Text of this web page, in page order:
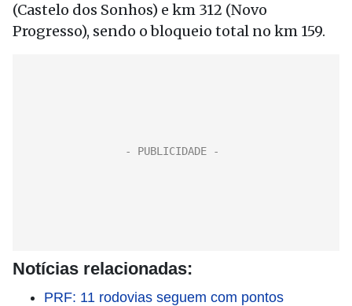
(Castelo dos Sonhos) e km 312 (Novo
Progresso), sendo o bloqueio total no km 159.
Notícias relacionadas:
PRF: 11 rodovias seguem com pontos